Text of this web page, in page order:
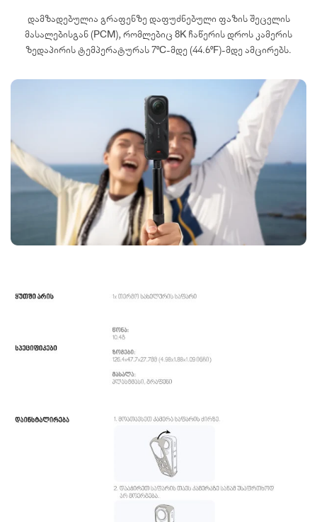
დამზადებულია გრაფენზე დაფუძნებული ფაზის შეცვლის
მასალებისგან (PCM), რომლებიც 8K ჩაწერის დროს კამერის
ზედაპირის ტემპერატურას 7ºC-მდე (44.6ºF)-მდე ამცირებს.